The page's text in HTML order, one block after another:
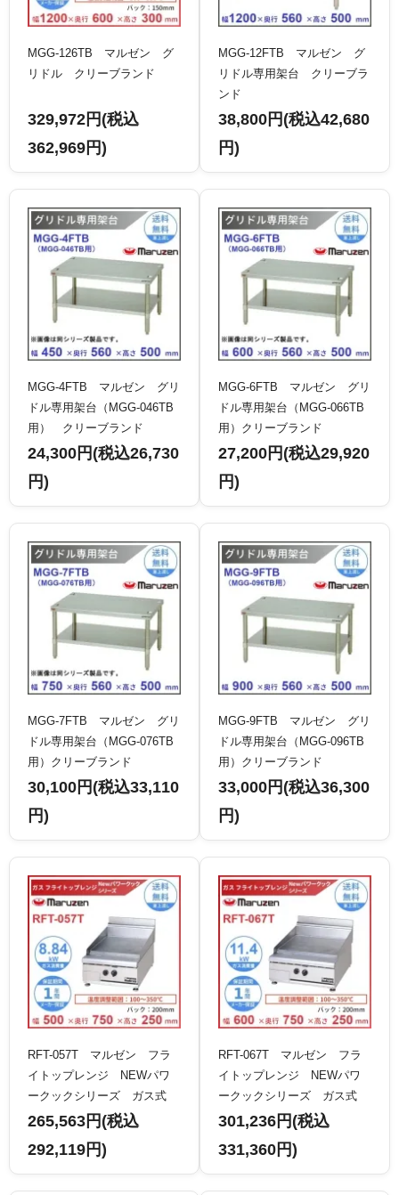
MGG-126TB マルゼン グ
リドル クリーブランド
329,972円(税込
362,969円)
MGG-12FTB マルゼン グ
リドル専用架台 クリーブラ
ンド
38,800円(税込42,680
円)
MGG-4FTB マルゼン グリ
ドル専用架台（MGG-046TB
用） クリーブランド
24,300円(税込26,730
円)
MGG-6FTB マルゼン グリ
ドル専用架台（MGG-066TB
用）クリーブランド
27,200円(税込29,920
円)
MGG-7FTB マルゼン グリ
ドル専用架台（MGG-076TB
用）クリーブランド
30,100円(税込33,110
円)
MGG-9FTB マルゼン グリ
ドル専用架台（MGG-096TB
用）クリーブランド
33,000円(税込36,300
円)
RFT-057T マルゼン フラ
イトップレンジ NEWパワ
ークックシリーズ ガス式
卓上型 クリーブランド
265,563円(税込
292,119円)
RFT-067T マルゼン フラ
イトップレンジ NEWパワ
ークックシリーズ ガス式
卓上型 クリーブランド
301,236円(税込
331,360円)